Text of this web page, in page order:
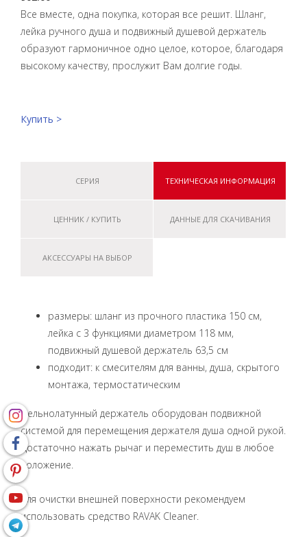
Все вместе, одна покупка, которая все решит. Шланг,
лейка ручного душа и подвижный душевой держатель
образуют гармоничное одно целое, которое, благодаря
высокому качеству, прослужит Вам долгие годы.
Купить >
СЕРИЯ ТЕХНИЧЕСКАЯ ИНФОРМАЦИЯ
ЦЕННИК / КУПИТЬ ДАННЫЕ ДЛЯ СКАЧИВАНИЯ
АКСЕССУАРЫ НА ВЫБОР
размеры: шланг из прочного пластика 150 см,
лейка с 3 функциями диаметром 118 мм,
подвижный душевой держатель 63,5 см
подходит: к смесителям для ванны, душа, скрытого
монтажа, термостатическим
Цельнолатунный держатель оборудован подвижной
системой для перемещения держателя душа одной рукой.
Достаточно нажать рычаг и переместить душ в любое
положение.
Для очистки внешней поверхности рекомендуем
использовать средство RAVAK Cleaner.